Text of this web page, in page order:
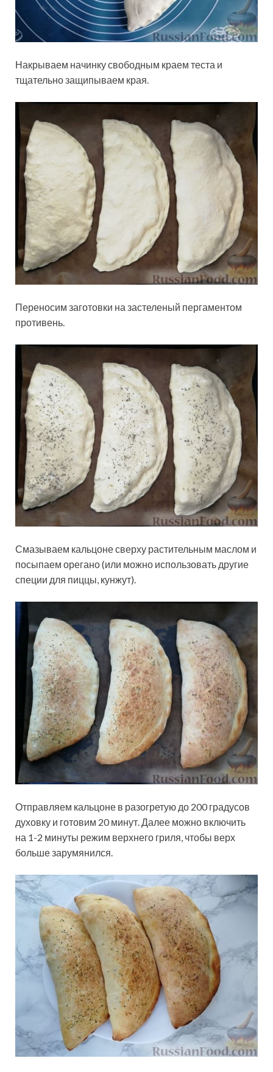
Накрываем начинку свободным краем теста и
тщательно защипываем края.
Переносим заготовки на застеленый пергаментом
противень.
Смазываем кальцоне сверху растительным маслом и
посыпаем орегано (или можно использовать другие
специи для пиццы, кунжут).
Отправляем кальцоне в разогретую до 200 градусов
духовку и готовим 20 минут. Далее можно включить
на 1-2 минуты режим верхнего гриля, чтобы верх
больше зарумянился.